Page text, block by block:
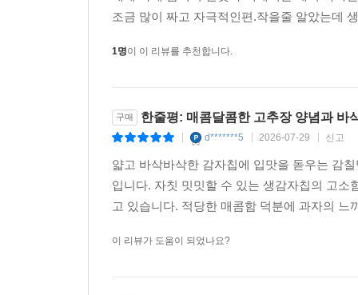
조금 많이 짜고 자극적인편.작을줄 알았는데
1명이 이 리뷰를 추천합니다.
구매 한줄평: 매콤달콤한 고추장 양념과 바
d*******5 2026-07-29 신고
얇고 바삭바삭한 감자칩에 입맛을 돋우는 감
입니다. 자칫 밋밋할 수 있는 생감자칩의 고
고 있습니다. 적당한 매콤함 덕분에 과자의
이 리뷰가 도움이 되었나요?